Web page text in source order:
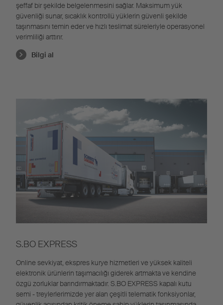
şeffaf bir şekilde belgelenmesini sağlar. Maksimum yük
güvenliği sunar, sıcaklık kontrollü yüklerin güvenli şekilde
taşınmasını temin eder ve hızlı teslimat süreleriyle operasyonel
verimliliği arttırır.
Bilgi al
S.BO EXPRESS
Online sevkiyat, ekspres kurye hizmetleri ve yüksek kaliteli
elektronik ürünlerin taşımacılığı giderek artmakta ve kendine
özgü zorluklar barındırmaktadır. S.BO EXPRESS kapalı kutu
semi - treylerlerimizde yer alan çeşitli telematik fonksiyonlar,